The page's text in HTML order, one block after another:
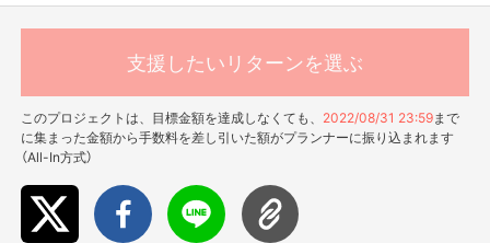
支援したいリターンを選ぶ
このプロジェクトは、目標金額を達成しなくても、 2022/08/31 23:59まで
に集まった金額から手数料を差し引いた額がプランナーに振り込まれます
（All-In方式）